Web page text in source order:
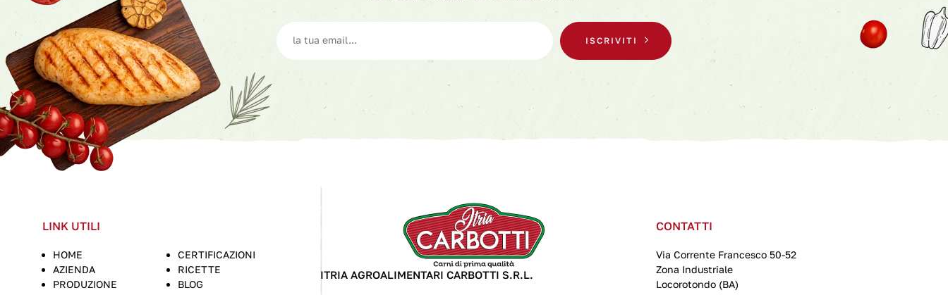
ISCRIVITI
LINK UTILI
HOME
AZIENDA
PRODUZIONE
CERTIFICAZIONI
RICETTE
BLOG
ITRIA AGROALIMENTARI CARBOTTI S.R.L.
CONTATTI
Via Corrente Francesco 50-52
Zona Industriale
Locorotondo (BA)